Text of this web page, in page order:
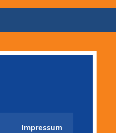
Impressum